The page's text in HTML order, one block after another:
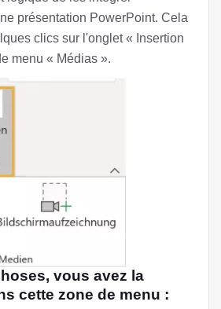
présentation PowerPoint. Cela
clics sur l'onglet « Insertion
menu « Médias ».
vous avez la
cette zone de menu :